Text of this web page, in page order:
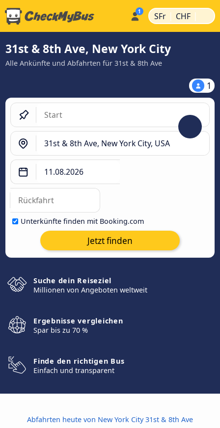
SFr | CHF |
31st & 8th Ave, New York City
Alle Ankünfte und Abfahrten für 31st & 8th Ave
1
Unterkünfte finden mit Booking.com
Jetzt finden
Suche dein Reiseziel
Millionen von Angeboten weltweit
Ergebnisse vergleichen
Spar bis zu 70 %
Finde den richtigen Bus
Einfach und transparent
Abfahrten heute von New York City 31st & 8th Ave